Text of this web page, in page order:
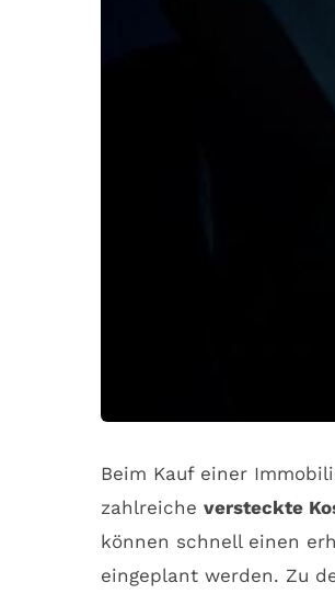
Beim Kauf einer
zahlreiche versteckte
können schnell einen
eingeplant werden. Zu